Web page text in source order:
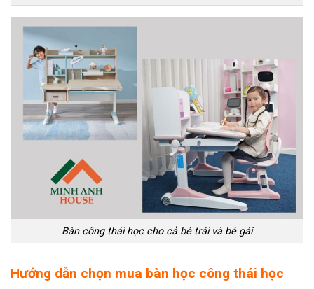
Bàn công thái học cho cả bé trái và bé gái
Hướng dẫn chọn mua bàn học công thái học